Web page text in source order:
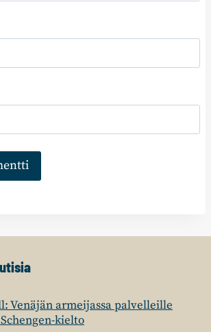
Venäjän armeijassa palvelleille
kielto